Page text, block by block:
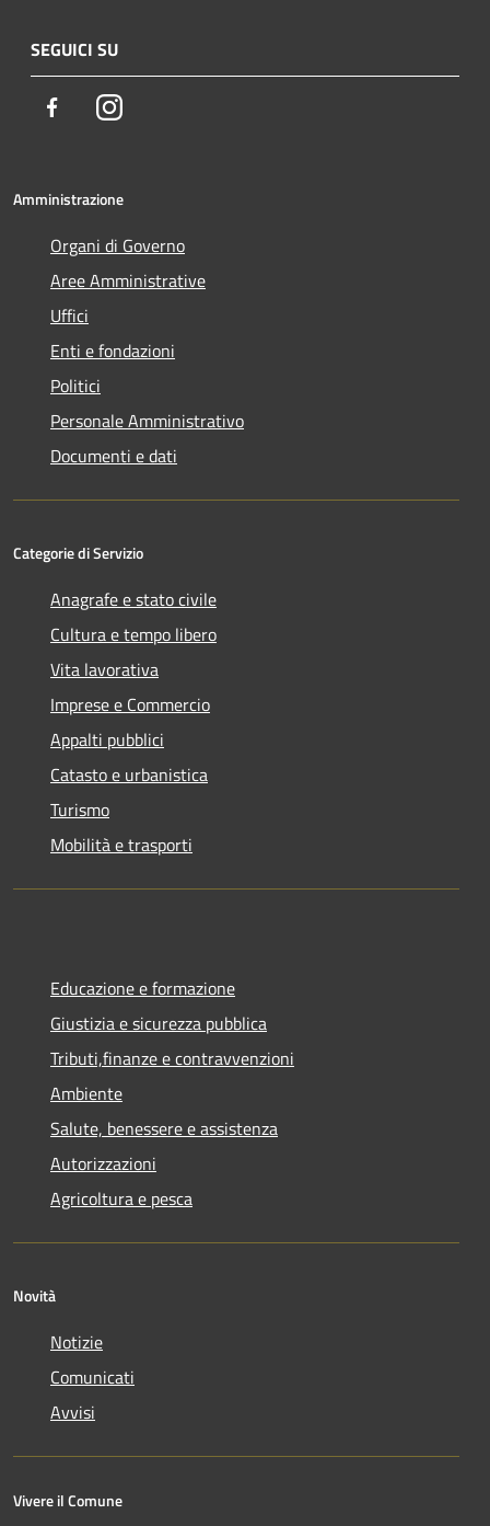
SEGUICI SU
FacebookInstagram
Amministrazione
Organi di Governo
Aree Amministrative
Uffici
Enti e fondazioni
Politici
Personale Amministrativo
Documenti e dati
Categorie di Servizio
Anagrafe e stato civile
Cultura e tempo libero
Vita lavorativa
Imprese e Commercio
Appalti pubblici
Catasto e urbanistica
Turismo
Mobilità e trasporti
Educazione e formazione
Giustizia e sicurezza pubblica
Tributi,finanze e contravvenzioni
Ambiente
Salute, benessere e assistenza
Autorizzazioni
Agricoltura e pesca
Novità
Notizie
Comunicati
Avvisi
Vivere il Comune